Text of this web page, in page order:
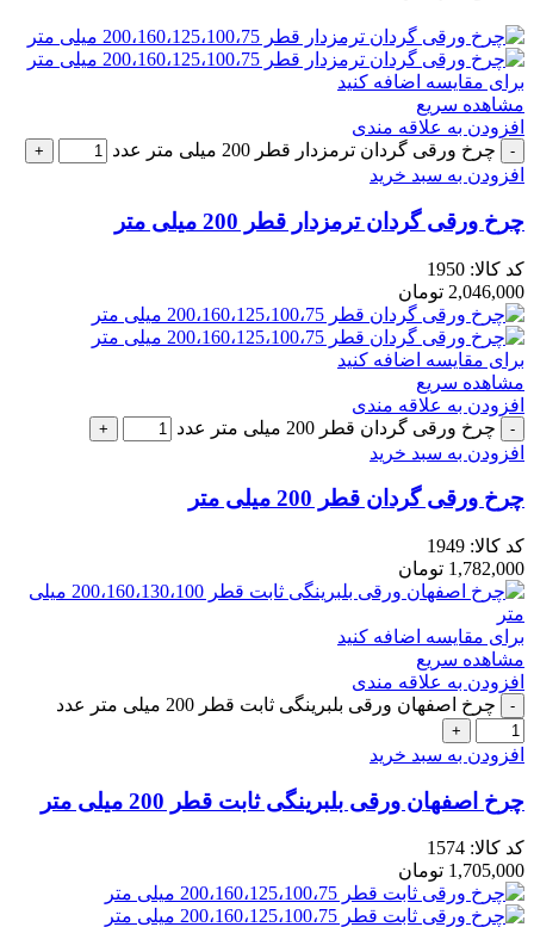
برای مقایسه اضافه کنید
مشاهده سریع
افزودن به علاقه مندی
چرخ ورقی گردان ترمزدار قطر 200 میلی متر عدد
افزودن به سبد خرید
چرخ ورقی گردان ترمزدار قطر 200 میلی متر
کد کالا: 1950
2,046,000 تومان
برای مقایسه اضافه کنید
مشاهده سریع
افزودن به علاقه مندی
چرخ ورقی گردان قطر 200 میلی متر عدد
افزودن به سبد خرید
چرخ ورقی گردان قطر 200 میلی متر
کد کالا: 1949
1,782,000 تومان
برای مقایسه اضافه کنید
مشاهده سریع
افزودن به علاقه مندی
چرخ اصفهان ورقی بلبرینگی ثابت قطر 200 میلی متر عدد
افزودن به سبد خرید
چرخ اصفهان ورقی بلبرینگی ثابت قطر 200 میلی متر
کد کالا: 1574
1,705,000 تومان